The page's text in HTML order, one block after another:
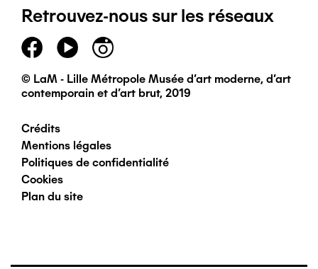
page
principal
Retrouvez-nous sur les réseaux
© LaM - Lille Métropole Musée d'art moderne, d'art
contemporain et d'art brut, 2019
Pied
de
page
Crédits
Mentions légales
Politiques de confidentialité
Cookies
Plan du site